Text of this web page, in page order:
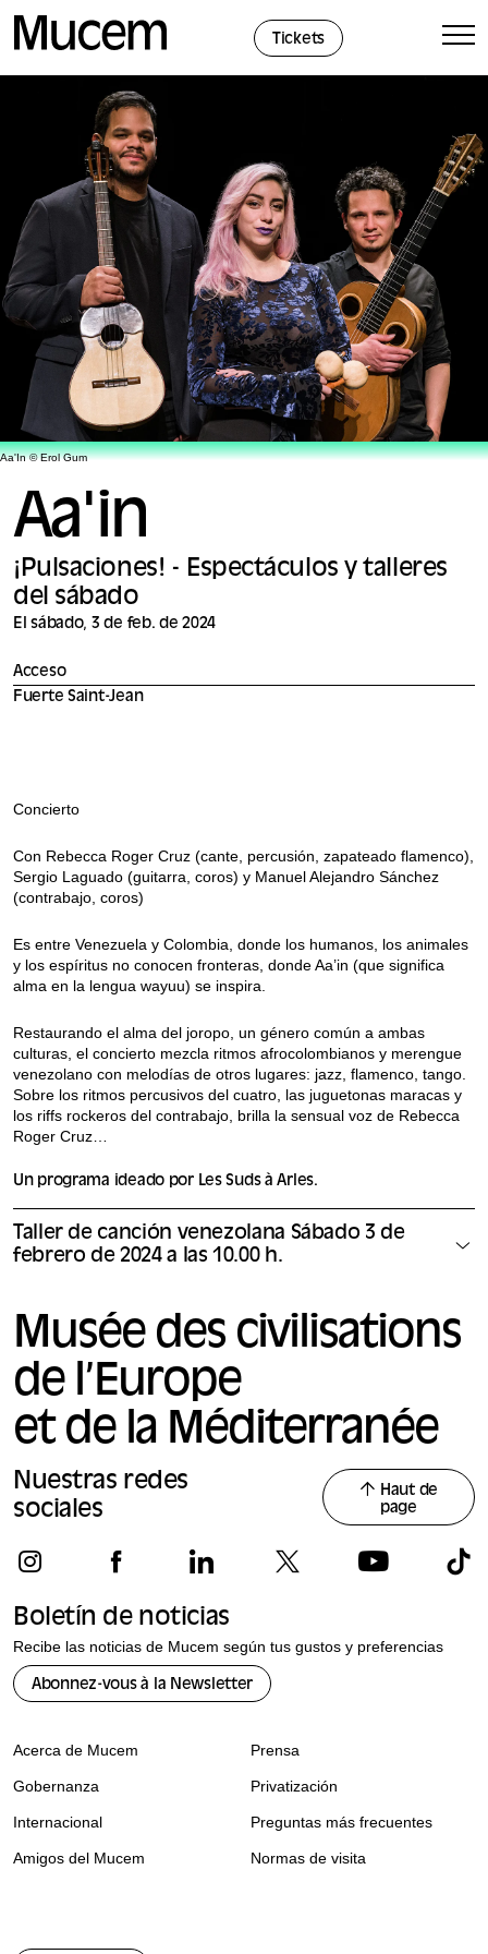
Tickets
Aa'In © Erol Gum
Aa'in
¡Pulsaciones! - Espectáculos y talleres
del sábado
El sábado, 3 de feb. de 2024
Acceso
Fuerte Saint-Jean
Concierto
Con Rebecca Roger Cruz (cante, percusión, zapateado flamenco),
Sergio Laguado (guitarra, coros) y Manuel Alejandro Sánchez
(contrabajo, coros)
Es entre Venezuela y Colombia, donde los humanos, los animales
y los espíritus no conocen fronteras, donde Aa’in (que significa
alma en la lengua wayuu) se inspira.
Restaurando el alma del joropo, un género común a ambas
culturas, el concierto mezcla ritmos afrocolombianos y merengue
venezolano con melodías de otros lugares: jazz, flamenco, tango.
Sobre los ritmos percusivos del cuatro, las juguetonas maracas y
los riffs rockeros del contrabajo, brilla la sensual voz de Rebecca
Roger Cruz…
Un programa ideado por Les Suds à Arles.
Taller de canción venezolana Sábado 3 de
febrero de 2024 a las 10.00 h.
Musée des civilisations
de l’Europe
et de la Méditerranée
Nuestras redes
sociales
Haut de
page
Boletín de noticias
Recibe las noticias de Mucem según tus gustos y preferencias
Abonnez-vous à la Newsletter
Acerca de Mucem
Gobernanza
Internacional
Amigos del Mucem
Prensa
Privatización
Preguntas más frecuentes
Normas de visita